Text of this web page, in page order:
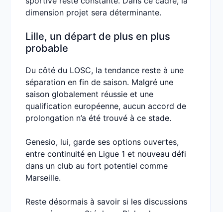
dimension projet sera déterminante.
Lille, un départ de plus en plus
probable
Du côté du LOSC, la tendance reste à une
séparation en fin de saison. Malgré une
saison globalement réussie et une
qualification européenne, aucun accord de
prolongation n’a été trouvé à ce stade.
Genesio, lui, garde ses options ouvertes,
entre continuité en Ligue 1 et nouveau défi
dans un club au fort potentiel comme
Marseille.
Reste désormais à savoir si les discussions